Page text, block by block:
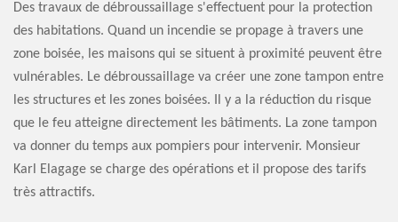
Des travaux de débroussaillage s'effectuent pour la protection
des habitations. Quand un incendie se propage à travers une
zone boisée, les maisons qui se situent à proximité peuvent être
vulnérables. Le débroussaillage va créer une zone tampon entre
les structures et les zones boisées. Il y a la réduction du risque
que le feu atteigne directement les bâtiments. La zone tampon
va donner du temps aux pompiers pour intervenir. Monsieur
Karl Elagage se charge des opérations et il propose des tarifs
très attractifs.